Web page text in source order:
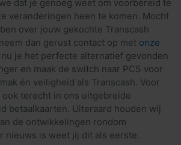
dat je genoeg weet om voorbereid te
veranderingen heen te komen. Mocht
over jouw gekochte Transcash
dan gerust contact op met onze
nu je het perfecte alternatief gevonden
en maak de switch naar PCS voor
én veiligheid als Transcash. Voor
terecht in ons uitgebreide
betaalkaarten. Uiteraard houden wij
de ontwikkelingen rondom
nieuws is weet jij dit als eerste.